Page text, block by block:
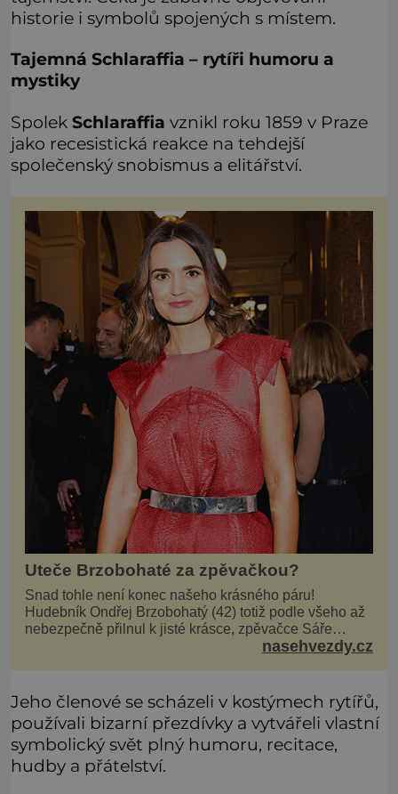
historie i symbolů spojených s místem.
Tajemná Schlaraffia – rytíři humoru a
mystiky
Spolek Schlaraffia vznikl roku 1859 v Praze
jako recesistická reakce na tehdejší
společenský snobismus a elitářství.
Uteče Brzobohaté za zpěvačkou?
Snad tohle není konec našeho krásného páru!
Hudebník Ondřej Brzobohatý (42) totiž podle všeho až
nebezpečně přilnul k jisté krásce, zpěvačce Sáře
Milfajtové (33), která jednou byla hostem v pořadu
nasehvezdy.cz
Jeho členové se scházeli v kostýmech rytířů,
používali bizarní přezdívky a vytvářeli vlastní
symbolický svět plný humoru, recitace,
hudby a přátelství.